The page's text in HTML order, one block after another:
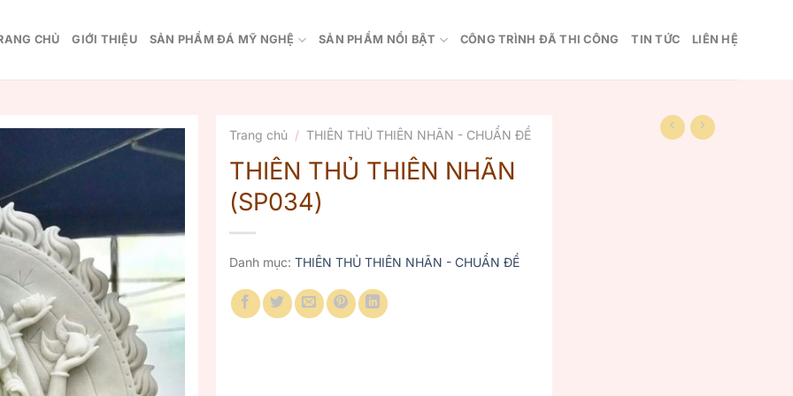
CHỦ GIỚI THIỆU SẢN PHẨM ĐÁ MỸ NGHỆ SẢN PHẨM NỔI BẬT CÔNG TRÌNH ĐÃ THI CÔNG TIN TỨC LIÊN HỆ
Trang chủ / THIÊN THỦ THIÊN NHÃN - CHUẨN ĐỀ
THIÊN THỦ THIÊN NHÃN
(SP034)
Danh mục: THIÊN THỦ THIÊN NHÃN - CHUẨN ĐỀ